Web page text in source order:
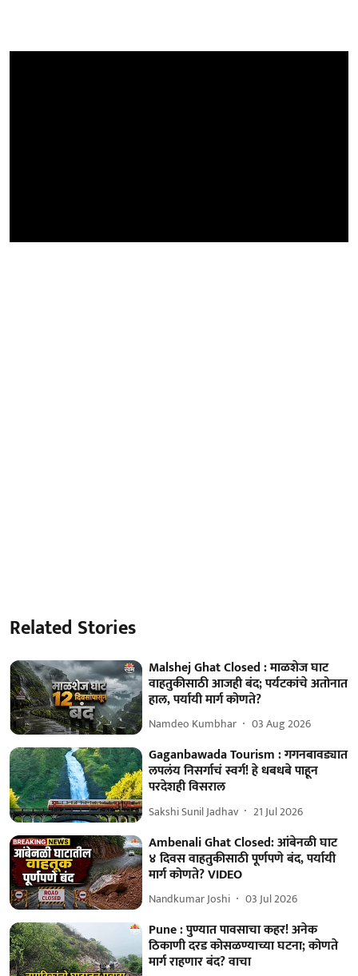
Related Stories
Malshej Ghat Closed : माळशेज घाट
वाहतुकीसाठी आजही बंद; पर्यटकांचे अतोनात
हाल, पर्यायी मार्ग कोणते?
Namdeo Kumbhar 03 Aug 2026
Gaganbawada Tourism : गगनबावड्यात
लपलंय निसर्गाचं स्वर्ग! हे धबधबे पाहून
परदेशही विसराल
Sakshi Sunil Jadhav 21 Jul 2026
Ambenali Ghat Closed: आंबेनळी घाट
४ दिवस वाहतुकीसाठी पूर्णपणे बंद, पर्यायी
मार्ग कोणते? VIDEO
Nandkumar Joshi 03 Jul 2026
Pune : पुण्यात पावसाचा कहर! अनेक
ठिकाणी दरड कोसळण्याच्या घटना; कोणते
मार्ग राहणार बंद? वाचा